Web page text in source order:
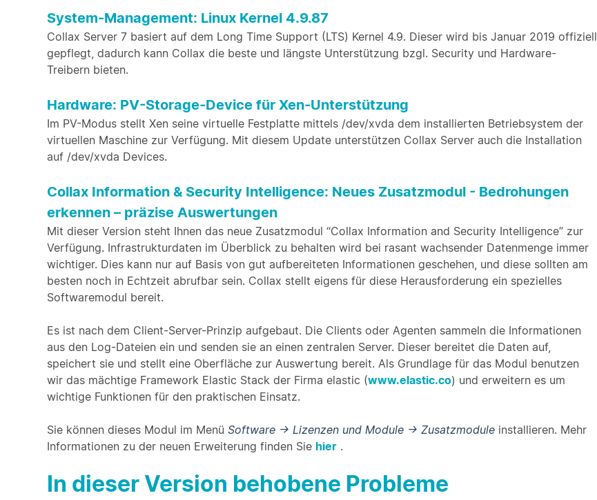
System-Management: Linux Kernel 4.9.87
Collax Server 7 basiert auf dem Long Time Support (LTS) Kernel 4.9. Dieser wird bis Januar 2019 offiziell
gepflegt, dadurch kann Collax die beste und längste Unterstützung bzgl. Security und Hardware-
Treibern bieten.
Hardware: PV-Storage-Device für Xen-Unterstützung
Im PV-Modus stellt Xen seine virtuelle Festplatte mittels /dev/xvda dem installierten Betriebsystem der
virtuellen Maschine zur Verfügung. Mit diesem Update unterstützen Collax Server auch die Installation
auf /dev/xvda Devices.
Collax Information & Security Intelligence: Neues Zusatzmodul - Bedrohungen
erkennen – präzise Auswertungen
Mit dieser Version steht Ihnen das neue Zusatzmodul “Collax Information and Security Intelligence” zur
Verfügung. Infrastrukturdaten im Überblick zu behalten wird bei rasant wachsender Datenmenge immer
wichtiger. Dies kann nur auf Basis von gut aufbereiteten Informationen geschehen, und diese sollten am
besten noch in Echtzeit abrufbar sein. Collax stellt eigens für diese Herausforderung ein spezielles
Softwaremodul bereit.
Es ist nach dem Client-Server-Prinzip aufgebaut. Die Clients oder Agenten sammeln die Informationen
aus den Log-Dateien ein und senden sie an einen zentralen Server. Dieser bereitet die Daten auf,
speichert sie und stellt eine Oberfläche zur Auswertung bereit. Als Grundlage für das Modul benutzen
wir das mächtige Framework Elastic Stack der Firma elastic (www.elastic.co) und erweitern es um
wichtige Funktionen für den praktischen Einsatz.
Sie können dieses Modul im Menü Software -> Lizenzen und Module -> Zusatzmodule installieren. Mehr
Informationen zu der neuen Erweiterung finden Sie hier .
In dieser Version behobene Probleme